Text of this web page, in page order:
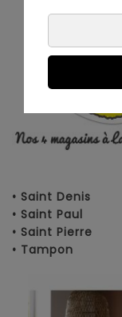
• Saint Denis
• Saint Paul
• Saint Pierre
• Tampon